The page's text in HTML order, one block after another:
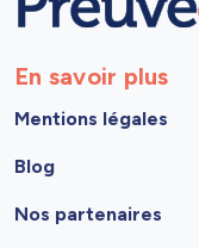
En savoir plus
Mentions légales
Blog
Nos partenaires